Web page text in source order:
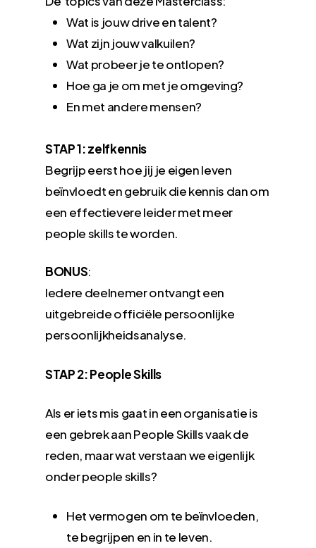
Wat is jouw drive en talent?
Wat zijn jouw valkuilen?
Wat probeer je te ontlopen?
Hoe ga je om met je omgeving?
En met andere mensen?
STAP 1: zelfkennis
Begrijp eerst hoe jij je eigen leven
beïnvloedt en gebruik die kennis dan om
een effectievere leider met meer
people skills te worden.
BONUS:
Iedere deelnemer ontvangt een
uitgebreide officiële persoonlijke
persoonlijkheidsanalyse.
STAP 2: People Skills
Als er iets mis gaat in een organisatie is
een gebrek aan People Skills vaak de
reden, maar wat verstaan we eigenlijk
onder people skills?
Het vermogen om te beïnvloeden,
te begrijpen en in te leven.